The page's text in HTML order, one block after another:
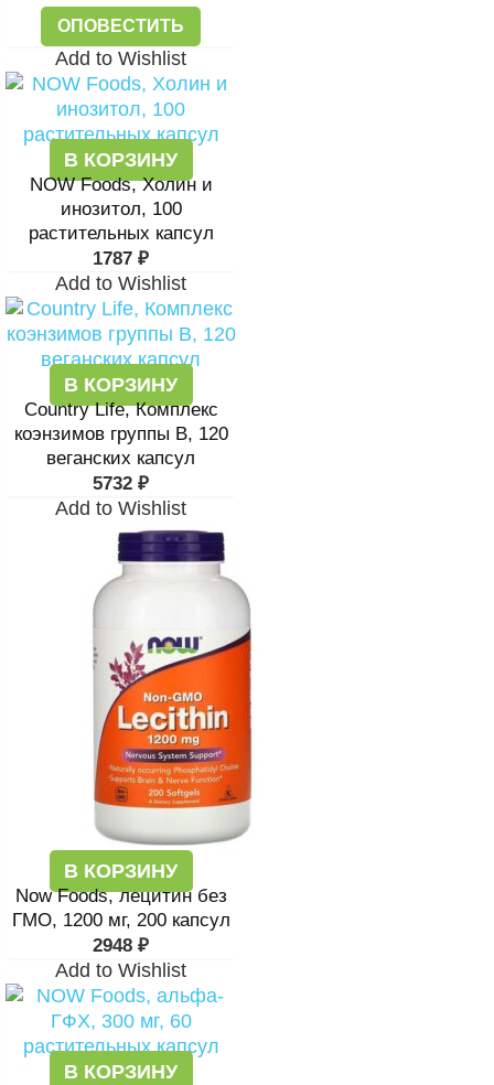
ОПОВЕСТИТЬ
Add to Wishlist
В КОРЗИНУ
NOW Foods, Холин и
инозитол, 100
растительных капсул
1787 ₽
Add to Wishlist
В КОРЗИНУ
Country Life, Комплекс
коэнзимов группы B, 120
веганских капсул
5732 ₽
Add to Wishlist
В КОРЗИНУ
Now Foods, лецитин без
ГМО, 1200 мг, 200 капсул
2948 ₽
Add to Wishlist
В КОРЗИНУ